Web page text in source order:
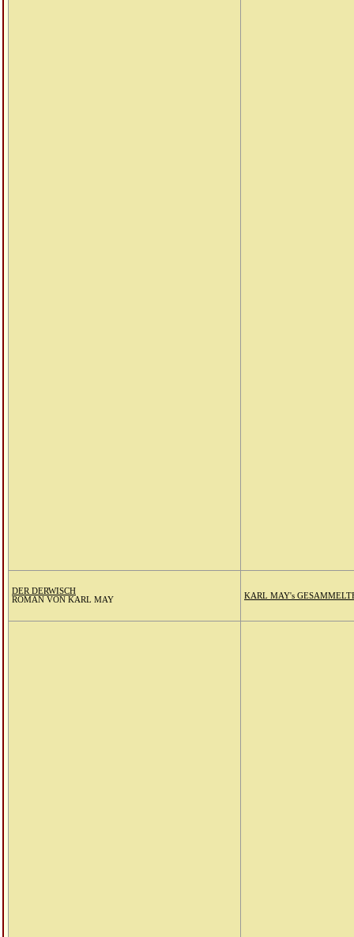
DER DERWISCH
ROMAN VON KARL MAY
KARL MAY's